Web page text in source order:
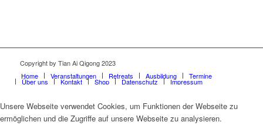
Copyright by Tian Ai Qigong 2023
Home
Veranstaltungen Retreats Ausbildung Termine
Über uns Kontakt Shop Datenschutz Impressum
Unsere Webseite verwendet Cookies, um Funktionen der Webseite zu
ermöglichen und die Zugriffe auf unsere Webseite zu analysieren.